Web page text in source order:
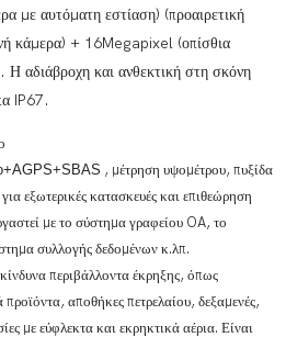
με αυτόματη εστίαση) (προαιρετική
κάμερα) + 16Megapixel (οπίσθια
αδιάβροχη και ανθεκτική στη σκόνη
IP67.
, μέτρηση υψομέτρου, πυξίδα
εξωτερικές κατασκευές και επιθεώρηση
με το σύστημα γραφείου OA, το
συλλογής δεδομένων κ.λπ.
περιβάλλοντα έκρηξης, όπως
αποθήκες πετρελαίου, δεξαμενές,
με εύφλεκτα και εκρηκτικά αέρια. Είναι